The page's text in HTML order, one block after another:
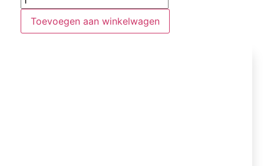
Toevoegen aan winkelwagen